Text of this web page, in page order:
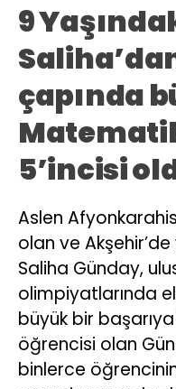
9
çapında
5’incisi
Aslen
olan ve
Saliha Günday,
olimpiyatlarında
büyük bir başarıya
öğrencisi olan
binlerce öğrencinin